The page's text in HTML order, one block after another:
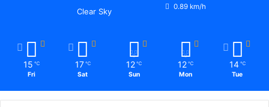
Clear Sky
0.89 km/h
15 ℃
Fri
17 ℃
Sat
12 ℃
Sun
12 ℃
Mon
14 ℃
Tue